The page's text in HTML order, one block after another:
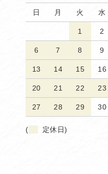
日 月 火 水
1 2
6 7 8 9
13 14 15 16
20 21 22 23
27 28 29 30
( 定休日)